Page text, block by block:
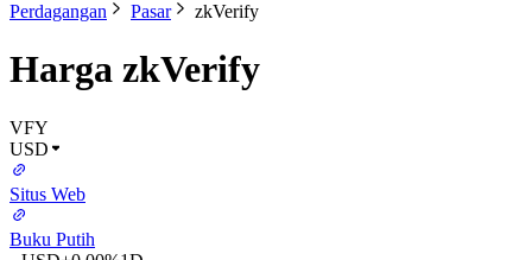
Perdagangan Pasar zkVerify
Harga zkVerify
VFY
USD
Situs Web
Buku Putih